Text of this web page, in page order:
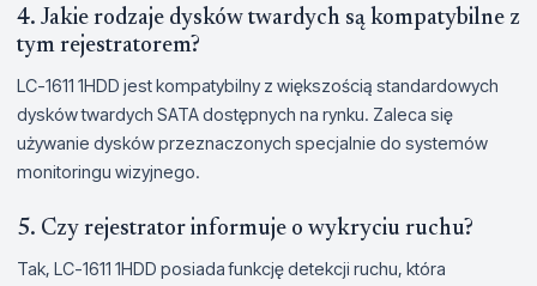
4. Jakie rodzaje dysków twardych są kompatybilne z
tym rejestratorem?
LC-1611 1HDD jest kompatybilny z większością standardowych
dysków twardych SATA dostępnych na rynku. Zaleca się
używanie dysków przeznaczonych specjalnie do systemów
monitoringu wizyjnego.
5. Czy rejestrator informuje o wykryciu ruchu?
Tak, LC-1611 1HDD posiada funkcję detekcji ruchu, która